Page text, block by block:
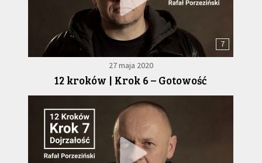
7
27 maja 2020
12 kroków | Krok 6 – Gotowość